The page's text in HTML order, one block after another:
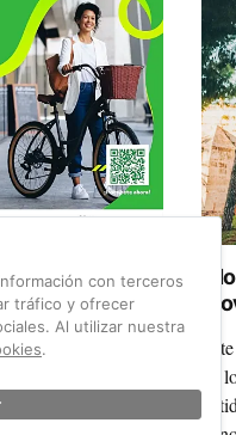
2025
de Compostela
urbanismo
con terceros
tráfico y ofrecer
Al utilizar nuestra
.